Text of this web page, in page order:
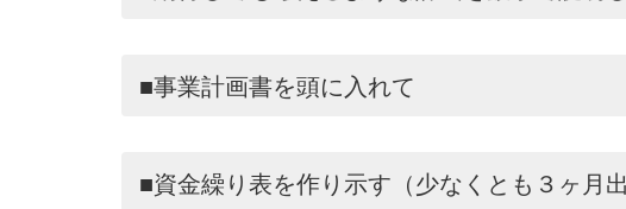
■事業計画書を頭に入れて
■資金繰り表を作り示す（少なくとも３ヶ月